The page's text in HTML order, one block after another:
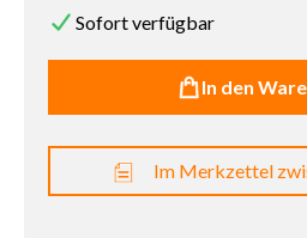
Sofort verfügbar
In den
Im Merkzettel